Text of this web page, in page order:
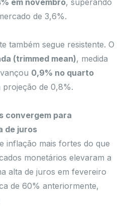
em novembro, superando
de 3,6%.
também segue resistente. O
(trimmed mean), medida
0,9% no quarto
projeção de 0,8%.
convergem para
de juros
inflação mais fortes do que
monetários elevaram a
alta de juros em fevereiro
de 60% anteriormente,